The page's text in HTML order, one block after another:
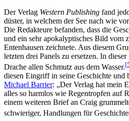
Der Verlag Western Publishing fand
düster, in welchem der See nach wie
Die Redakteure befanden, dass die
und ein sehr apokalyptisches Bild vom
Entenhausen zeichnete. Aus diesem
letzten drei Panels zu ersetzen. In
Drache allen Schmutz aus dem Wasser.[
diesen Eingriff in seine Geschichte und
Michael Barrier: „Der Verlag hat mein
alles so harmlos wie Regentropfen auf
einem weiteren Brief an Craig
schwieriger, Handlungen für